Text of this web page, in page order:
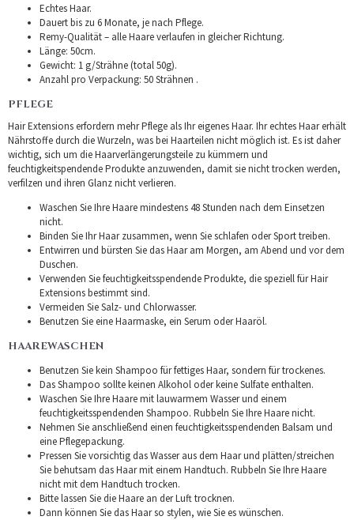
Echtes Haar.
Dauert bis zu 6 Monate, je nach Pflege.
Remy-Qualität – alle Haare verlaufen in gleicher Richtung.
Länge: 50cm.
Gewicht: 1 g/Strähne (total 50g).
Anzahl pro Verpackung: 50 Strähnen .
PFLEGE
Hair Extensions erfordern mehr Pflege als Ihr eigenes Haar. Ihr echtes Haar erhält
Nährstoffe durch die Wurzeln, was bei Haarteilen nicht möglich ist. Es ist daher
wichtig, sich um die Haarverlängerungsteile zu kümmern und
feuchtigkeitspendende Produkte anzuwenden, damit sie nicht trocken werden,
verfilzen und ihren Glanz nicht verlieren.
Waschen Sie Ihre Haare mindestens 48 Stunden nach dem Einsetzen
nicht.
Binden Sie Ihr Haar zusammen, wenn Sie schlafen oder Sport treiben.
Entwirren und bürsten Sie das Haar am Morgen, am Abend und vor dem
Duschen.
Verwenden Sie feuchtigkeitsspendende Produkte, die speziell für Hair
Extensions bestimmt sind.
Vermeiden Sie Salz- und Chlorwasser.
Benutzen Sie eine Haarmaske, ein Serum oder Haaröl.
HAAREWASCHEN
Benutzen Sie kein Shampoo für fettiges Haar, sondern für trockenes.
Das Shampoo sollte keinen Alkohol oder keine Sulfate enthalten.
Waschen Sie Ihre Haare mit lauwarmem Wasser und einem
feuchtigkeitsspendenden Shampoo. Rubbeln Sie Ihre Haare nicht.
Nehmen Sie anschließend einen feuchtigkeitsspendenden Balsam und
eine Pflegepackung.
Pressen Sie vorsichtig das Wasser aus dem Haar und plätten/streichen
Sie behutsam das Haar mit einem Handtuch. Rubbeln Sie Ihre Haare
nicht mit dem Handtuch trocken.
Bitte lassen Sie die Haare an der Luft trocknen.
Dann können Sie das Haar so stylen, wie Sie es wünschen.